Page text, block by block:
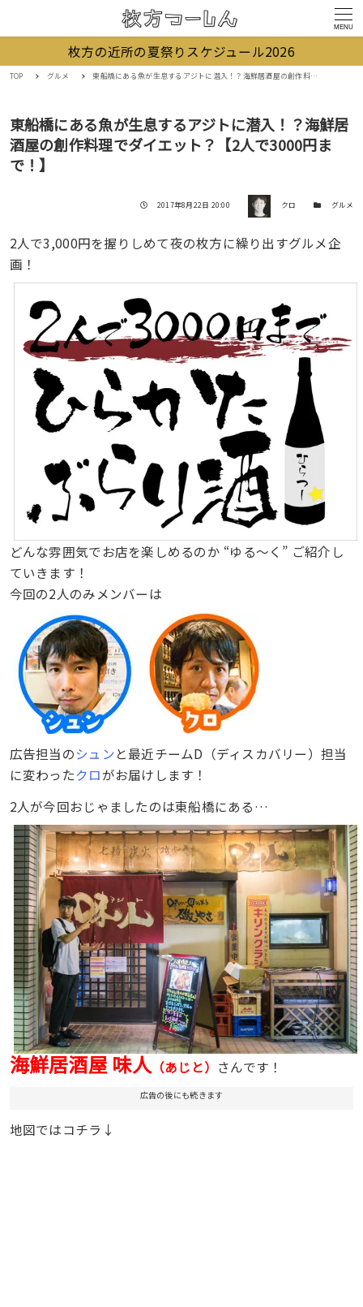
MENU
枚方の近所の夏祭りスケジュール2026
TOP グルメ 東船橋にある魚が生息するアジトに潜入！？海鮮居酒屋の創作料理でダイエット？【2人で3000円まで！】
東船橋にある魚が生息するアジトに潜入！？海鮮居
酒屋の創作料理でダイエット？【2人で3000円ま
で！】
投稿日
2017年8月22日 20:00 著者 クロ カテゴリー
グルメ
2人で3,000円を握りしめて夜の枚方に繰り出すグルメ企
画！
どんな雰囲気でお店を楽しめるのか “ゆる〜く” ご紹介し
ていきます！
今回の2人のみメンバーは
広告担当のシュンと最近チームD（ディスカバリー）担当
に変わったクロがお届けします！
2人が今回おじゃましたのは東船橋にある…
海鮮居酒屋 味人（あじと） さんです！
広告の後にも続きます
地図ではコチラ↓